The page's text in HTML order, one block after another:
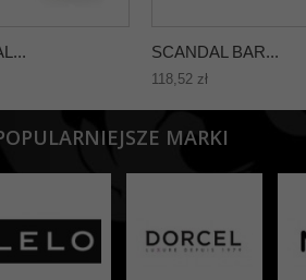
SCANDAL BAR...
118,52 zł
MARKI